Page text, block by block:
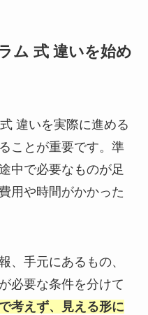
ム 式 違いを始め
違いを実際に進める
ことが重要です。準
中で必要なものが足
用や時間がかかった
、手元にあるもの、
必要な条件を分けて
考えず、見える形に